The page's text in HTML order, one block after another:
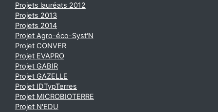
Projets lauréats 2012
Projets 2013
Projets 2014
Projet Agro-éco-Syst'N
Projet CONVER
Projet EVAPRO
Projet GABIR
Projet GAZELLE
Projet IDTypTerres
Projet MICROBIOTERRE
Projet N'EDU